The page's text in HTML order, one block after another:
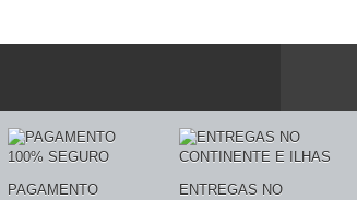
PAGAMENTO
ENTREGAS NO